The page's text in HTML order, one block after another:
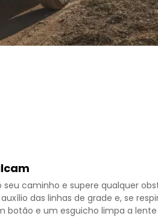
caminho e supere qualquer
das linhas de grade e, se
botão e um esguicho limpa a lente